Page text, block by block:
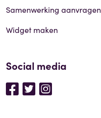
Samenwerking aanvragen
Widget maken
Social media